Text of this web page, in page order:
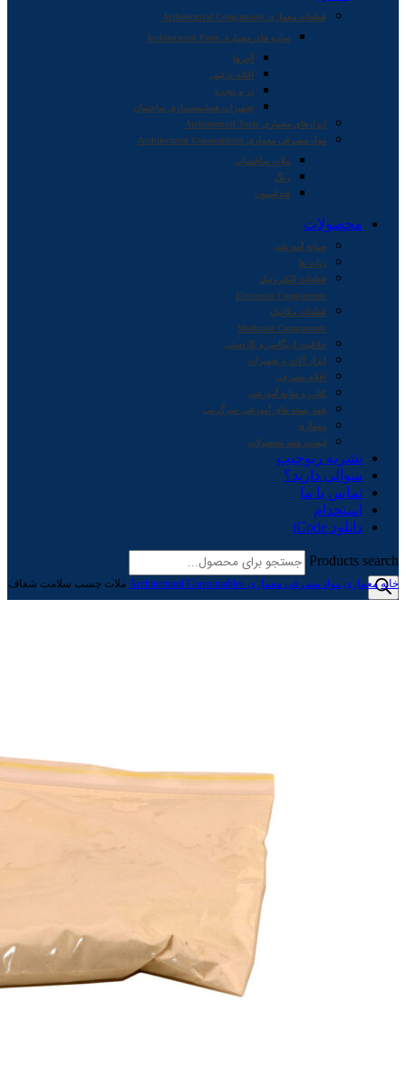
قطعات معماری Architectural Components
سازه های معماری Architectural Parts
آجرها
اقلام تزئینی
در و پنجره
تجهیزات هوشمندسازی ساختمان
ابزارهای معماری Architectural Tools
مواد مصرفی معماری Architectural Consumables
ملات ساختمانی
رنگ
فنداسیون
محصولات
صنایع آموزشی
ربات ها
قطعات الکترونیک
Electronic Components
قطعات مکانیک
Mechanic Components
خلاقیت اریگامی و کاردستی
ابزار آلات و تجهیزات
اقلام مصرفی
کتاب و منابع آموزشی
همه بسته های آموزشی-سرگرمی
معماری
لیست همه محصولات
نشریه ربوچیپ
سوالی دارید؟
تماس با ما
استخدام
دانلود iCode
Products search
خانه معماری مواد مصرفی معماری Architectural Consumables ملات چسب سلامت شفاف